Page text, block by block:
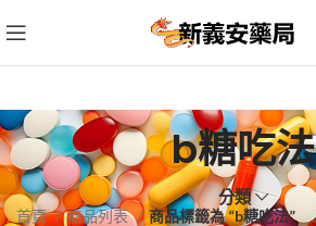
b糖吃法
分類
首頁 商品列表 商品標籤為 “b糖吃法”